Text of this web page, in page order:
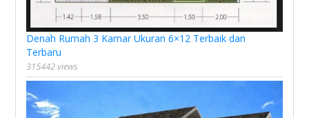
Denah Rumah 3 Kamar Ukuran 6×12 Terbaik dan
Terbaru
315442 views